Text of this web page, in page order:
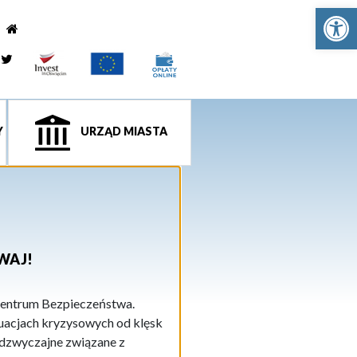
Twitter
URZĄD MIASTA
Bezpieczeństwa.
kryzysowych od klęsk
związane z